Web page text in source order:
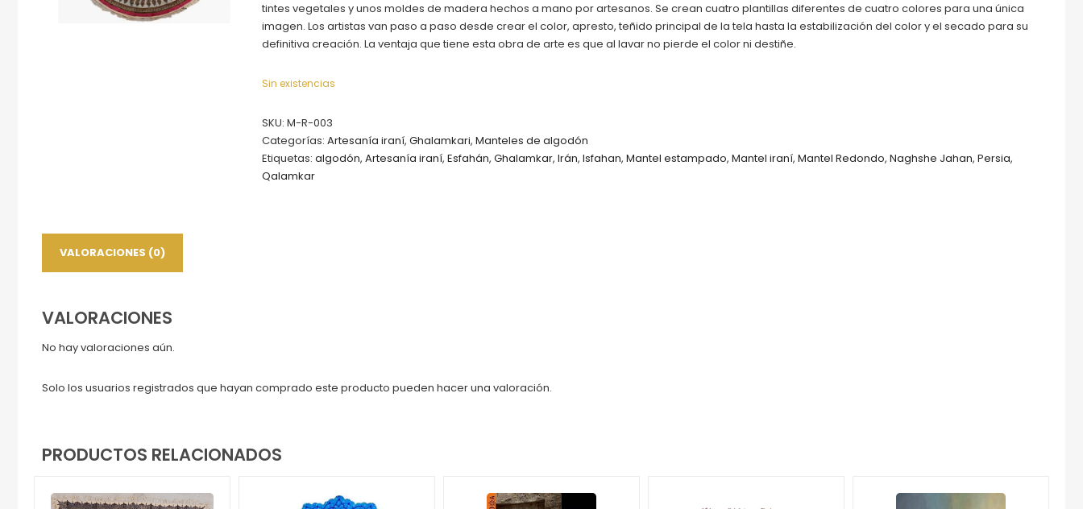
tintes vegetales y unos moldes de madera hechos a mano por artesanos. Se crean cuatro plantillas diferentes de cuatro colores para una única
imagen. Los artistas van paso a paso desde crear el color, apresto, teñido principal de la tela hasta la estabilización del color y el secado para su
definitiva creación. La ventaja que tiene esta obra de arte es que al lavar no pierde el color ni destiñe.
Sin existencias
SKU: M-R-003
Categorías: Artesanía iraní, Ghalamkari, Manteles de algodón
Etiquetas: algodón, Artesanía iraní, Esfahán, Ghalamkar, Irán, Isfahan, Mantel estampado, Mantel iraní, Mantel Redondo, Naghshe Jahan, Persia,
Qalamkar
VALORACIONES (0)
VALORACIONES
No hay valoraciones aún.
Solo los usuarios registrados que hayan comprado este producto pueden hacer una valoración.
PRODUCTOS RELACIONADOS